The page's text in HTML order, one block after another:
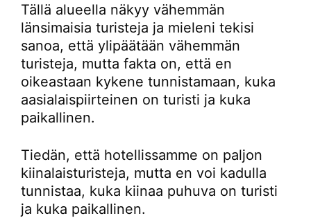
Tällä alueella näkyy vähemmän
länsimaisia turisteja ja mieleni tekisi
sanoa, että ylipäätään vähemmän
turisteja, mutta fakta on, että en
oikeastaan kykene tunnistamaan, kuka
aasialaispiirteinen on turisti ja kuka
paikallinen.
Tiedän, että hotellissamme on paljon
kiinalaisturisteja, mutta en voi kadulla
tunnistaa, kuka kiinaa puhuva on turisti
ja kuka paikallinen.